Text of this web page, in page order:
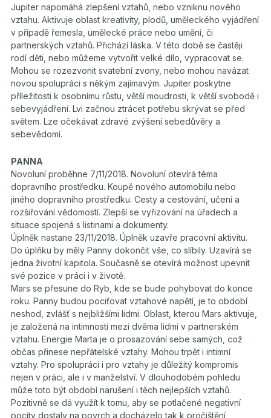
Jupiter napomáhá zlepšení vztahů, nebo vzniknu nového
vztahu. Aktivuje oblast kreativity, plodů, uměleckého vyjádření
v případě řemesla, umělecké práce nebo umění, či
partnerských vztahů. Přichází láska. V této době se častěji
rodí děti, nebo můžeme vytvořit velké dílo, vypracovat se.
Mohou se rozezvonit svatební zvony, nebo mohou navázat
novou spolupráci s někým zajímavým. Jupiter poskytne
příležitosti k osobnímu růstu, větší moudrosti, k větší svobodě i
sebevyjádření. Lvi začnou ztrácet potřebu skrývat se před
světem. Lze očekávat zdravé zvýšení sebedůvěry a
sebevědomí.
PANNA
Novoluní proběhne 7/11/2018. Novoluní otevírá téma
dopravního prostředku. Koupě nového automobilu nebo
jiného dopravního prostředku. Cesty a cestování, učení a
rozšiřování vědomostí. Zlepší se vyřizování na úřadech a
situace spojená s listinami a dokumenty.
Úplněk nastane 23/11/2018. Úplněk uzavře pracovní aktivitu.
Do úplňku by měly Panny dokončit vše, co slíbily. Uzavírá se
jedna životní kapitola. Současně se otevírá možnost upevnit
své pozice v práci i v životě.
Mars se přesune do Ryb, kde se bude pohybovat do konce
roku. Panny budou pociťovat vztahové napětí, je to období
neshod, zvlášť s nejbližšími lidmi. Oblast, kterou Mars aktivuje,
je založená na intimnosti mezi dvěma lidmi v partnerském
vztahu. Energie Marta je o prosazování sebe samých, což
občas přinese nepřátelské vztahy. Mohou trpět i intimní
vztahy. Pro spolupráci i pro vztahy je důležitý kompromis
nejen v práci, ale i v manželství. V dlouhodobém pohledu
může toto být období narušení i těch nejlepších vztahů.
Pozitivně se dá využít k tomu, aby se potlačené negativní
pocity dostaly na povrch a docházelo tak k pročištění